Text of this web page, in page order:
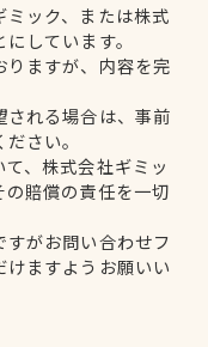
ック、または株式
しています。
りますが、内容を完
される場合は、事前
さい。
、株式会社ギミッ
賠償の責任を一切
がお問い合わせフ
ますようお願いい